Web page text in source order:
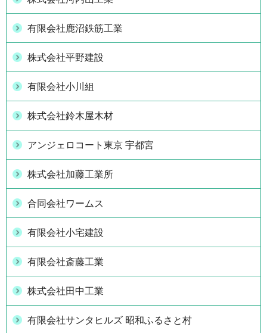
有限会社鹿沼鉄筋工業
株式会社平野建設
有限会社小川組
株式会社鈴木屋木材
アンジェロコート東京 宇都宮
株式会社加藤工業所
合同会社ワームス
有限会社小宅建設
有限会社斎藤工業
株式会社田中工業
有限会社サンタヒルズ 昭和ふるさと村